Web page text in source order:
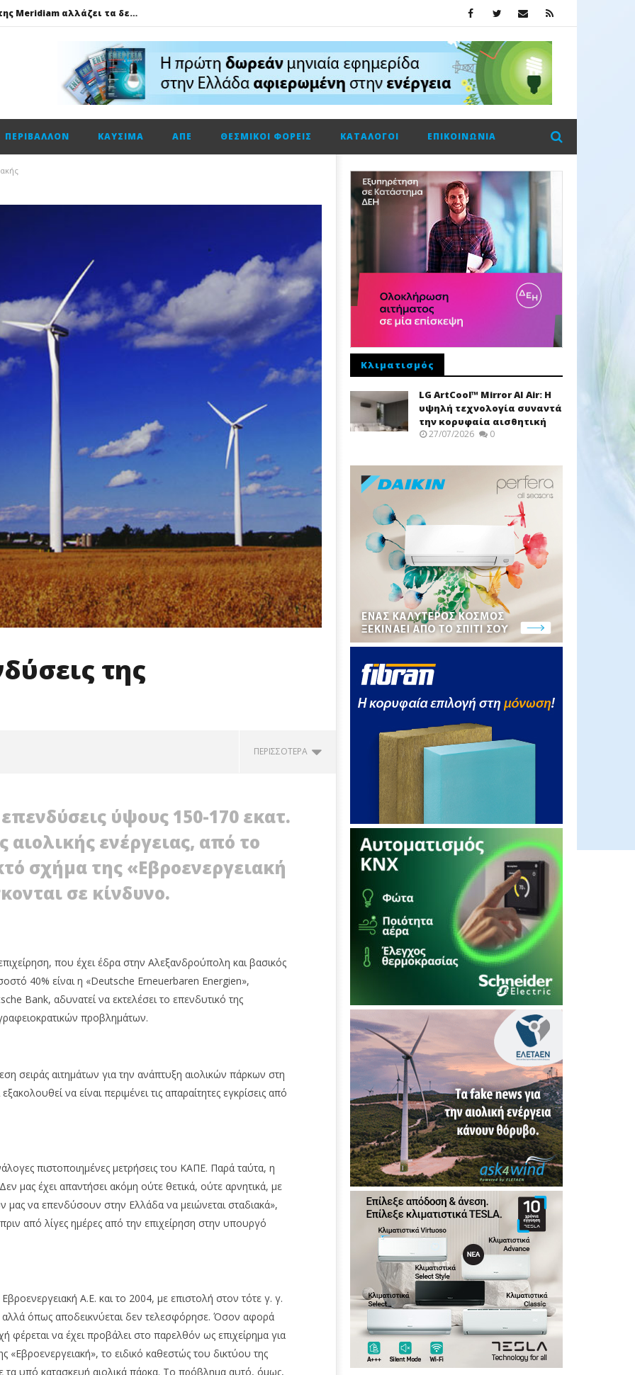
GSI: Η είσοδος της Meridiam αλλάζει τα δεδομένα για τη διασύνδεση Ελλάδας – Κύπρου
Φυσικό αέριο: Σε ιστορικά χαμηλά τα αποθέματα της Ευρώπης
Metlen: Σε επίπεδο ρεκόρ τα EBITDA το εξάμηνο, στα 550 εκατ. ευρώ – Κέρδη 2,18 ευρώ ανά μετοχή
Cenergy: Κέρδη εξαμήνου +45,3% με πωλήσεις +13%
ΠΕΡΙΒΆΛΛΟΝ ΚΑΎΣΙΜΑ ΑΠΕ ΘΕΣΜΙΚΟΊ ΦΟΡΕΊΣ ΚΑΤΆΛΟΓΟΙ ΕΠΙΚΟΙΝΩΝΊΑ
της
ΠΕΡΙΣΣΌΤΕΡΑ
υψηλότερη τιμή
06/04/2012
EnergyIn
Deutsche Bank: Αισιοδοξία για
τα φ/β το 2015
EnergyIn
ύψους 150-170 εκατ.
αιολικής ενέργειας, από το
σχήμα της «Εβροενεργειακή
σε κίνδυνο.
που έχει έδρα στην Αλεξανδρούπολη και βασικός
40% είναι η «Deutsche Erneuerbaren Energien»,
Bank, αδυνατεί να εκτελέσει το επενδυτικό της
προβλημάτων.
σειράς αιτημάτων για την ανάπτυξη αιολικών πάρκων στη
να είναι περιμένει τις απαραίτητες εγκρίσεις από
πιστοποιημένες μετρήσεις του ΚΑΠΕ. Παρά ταύτα, η
μας έχει απαντήσει ακόμη ούτε θετικά, ούτε αρνητικά, με
να επενδύσουν στην Ελλάδα να μειώνεται σταδιακά»,
από λίγες ημέρες από την επιχείρηση στην υπουργό
Α.Ε. και το 2004, με επιστολή στον τότε γ. γ.
όπως αποδεικνύεται δεν τελεσφόρησε. Όσον αφορά
φέρεται να έχει προβάλει στο παρελθόν ως επιχείρημα για
«Εβροενεργειακή», το ειδικό καθεστώς του δικτύου της
υπό κατασκευή αιολικά πάρκα. Το πρόβλημα αυτό, όμως,
Κλιματισμός
LG ArtCool™ Mirror AI Air: Η
υψηλή τεχνολογία συναντά
την κορυφαία αισθητική
27/07/2026 0